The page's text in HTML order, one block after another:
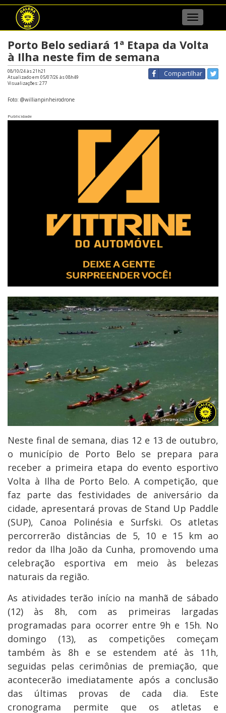
Menu
Porto Belo sediará 1ª Etapa da Volta
à Ilha neste fim de semana
Compartilhar
08/10/24 às 21h21
Atualizado em 05/07/26 às 08h49
Visualizações:277
Foto: @willianpinheirodrone
Publicidade
Neste final de semana, dias 12 e 13 de outubro,
o município de Porto Belo se prepara para
receber a primeira etapa do evento esportivo
Volta à Ilha de Porto Belo. A competição, que
faz parte das festividades de aniversário da
cidade, apresentará provas de Stand Up Paddle
(SUP), Canoa Polinésia e Surfski. Os atletas
percorrerão distâncias de 5, 10 e 15 km ao
redor da Ilha João da Cunha, promovendo uma
celebração esportiva em meio às belezas
naturais da região.
As atividades terão início na manhã de sábado
(12) às 8h, com as primeiras largadas
programadas para ocorrer entre 9h e 15h. No
domingo (13), as competições começam
também às 8h e se estendem até às 11h,
seguidas pelas cerimônias de premiação, que
acontecerão imediatamente após a conclusão
das últimas provas de cada dia. Este
cronograma permite que os atletas e